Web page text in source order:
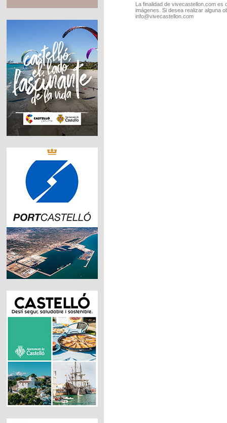
La finalidad de vivecastellon.com
imágenes. Si desea realizar alguna
info@vivecastellon.com